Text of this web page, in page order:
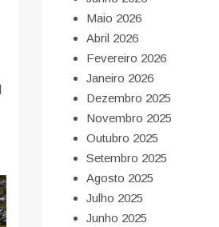
Maio 2026
Abril 2026
Fevereiro 2026
Janeiro 2026
Dezembro 2025
Novembro 2025
Outubro 2025
Setembro 2025
Agosto 2025
Julho 2025
Junho 2025